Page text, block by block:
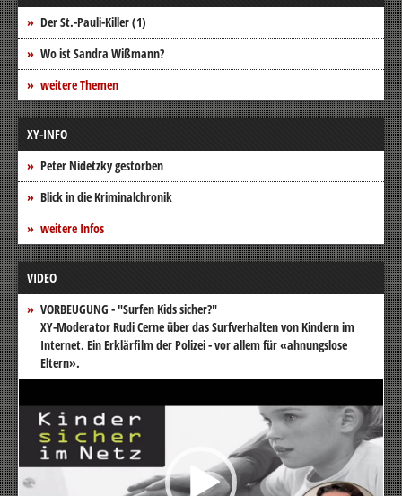
Der St.-Pauli-Killer (1)
Wo ist Sandra Wißmann?
weitere Themen
XY-INFO
Peter Nidetzky gestorben
Blick in die Kriminalchronik
weitere Infos
VIDEO
VORBEUGUNG - "Surfen Kids sicher?"
XY-Moderator Rudi Cerne über das Surfverhalten von Kindern im
Internet. Ein Erklärfilm der Polizei - vor allem für «ahnungslose
Eltern».
Video-